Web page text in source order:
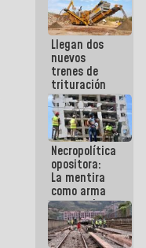
que escribes
porque lo
que haces
es
embarrarla
Llegan dos
nuevos
trenes de
trituración
para
optimizar
manejo de
escombros
en La Guaira
Necropolítica
opositora:
La mentira
como arma
contra el
Pueblo